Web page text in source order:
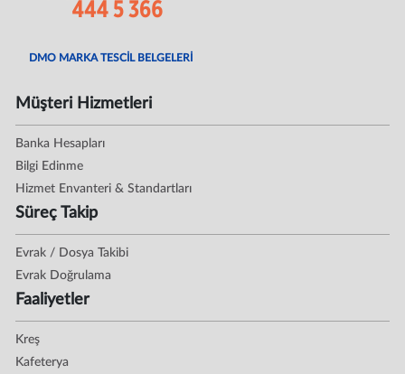
DMO MARKA TESCİL BELGELERİ
Müşteri Hizmetleri
Banka Hesapları
Bilgi Edinme
Hizmet Envanteri & Standartları
Süreç Takip
Evrak / Dosya Takibi
Evrak Doğrulama
Faaliyetler
Kreş
Kafeterya